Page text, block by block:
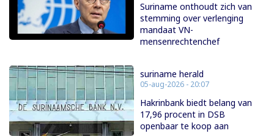
Suriname onthoudt zich van
stemming over verlenging
mandaat VN-
mensenrechtenchef
suriname herald
05-aug-2026 - 20:07
Hakrinbank biedt belang van
17,96 procent in DSB
openbaar te koop aan